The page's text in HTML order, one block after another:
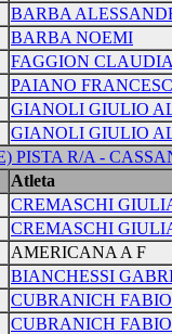
BARBA
BARBA NOEMI
FAGGION
PAIANO
GIANOLI GIULIO
GIANOLI GIULIO
R/A -
Atleta
CREMASCHI
CREMASCHI
AMERICANA A F
BIANCHESSI
CUBRANICH FABIO
CUBRANICH FABIO